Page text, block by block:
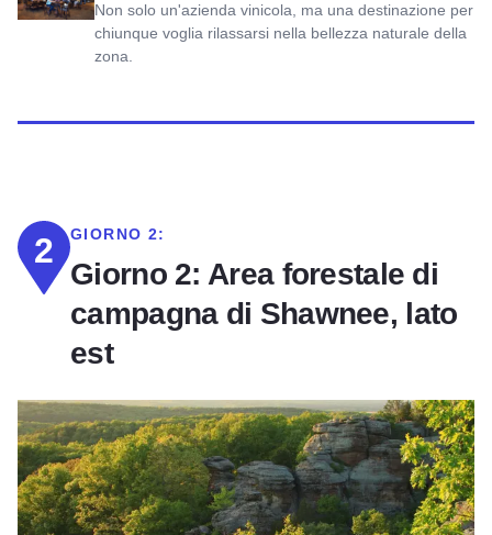
Non solo un'azienda vinicola, ma una destinazione per
chiunque voglia rilassarsi nella bellezza naturale della
zona.
2 GIORNO 2:
Giorno 2: Area forestale di
campagna di Shawnee, lato
est